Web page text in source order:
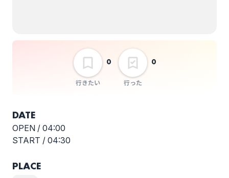
行きたい
0
行った
0
DATE
OPEN / 04:00
START / 04:30
PLACE